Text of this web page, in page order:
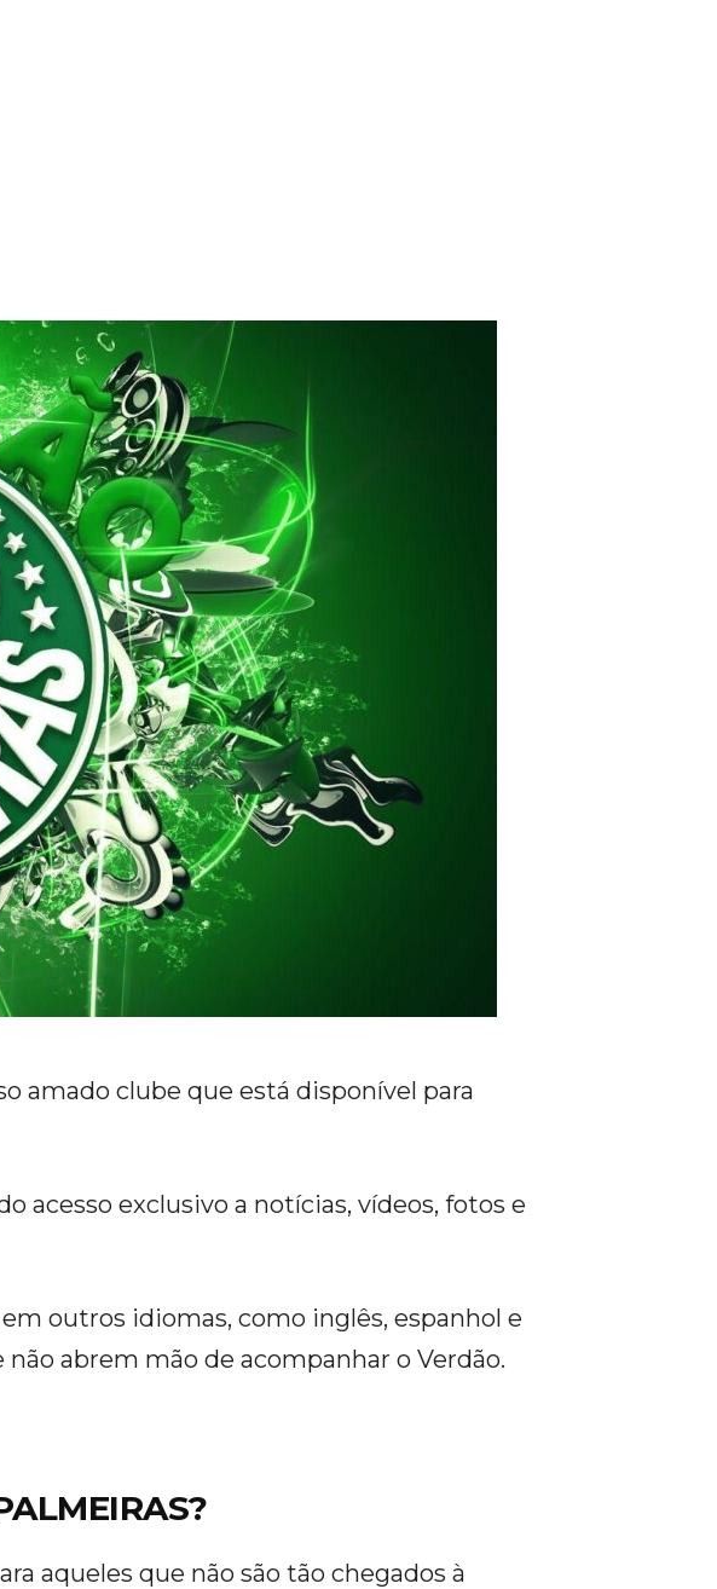
amado clube que está disponível para
acesso exclusivo a notícias, vídeos, fotos e
outros idiomas, como inglês, espanhol e
abrem mão de acompanhar o Verdão.
aqueles que não são tão chegados à